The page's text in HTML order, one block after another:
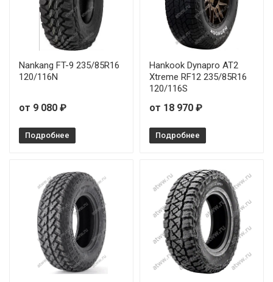
Nankang FT-9 235/85R16
120/116N
от 9 080 ₽
Подробнее
Hankook Dynapro AT2
Xtreme RF12 235/85R16
120/116S
от 18 970 ₽
Подробнее